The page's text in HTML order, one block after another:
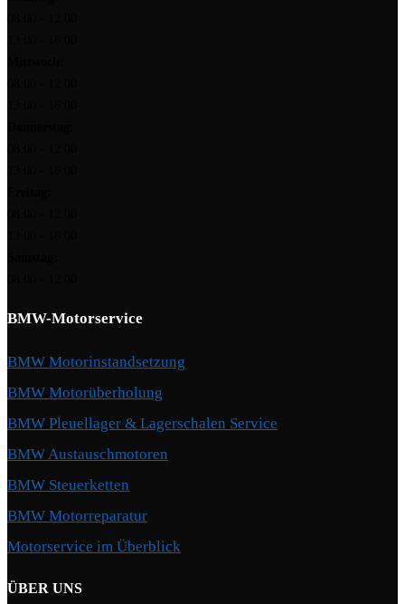
BMW-Motorservice
BMW Motorinstandsetzung
BMW Motorüberholung
BMW Pleuellager & Lagerschalen Service
BMW Austauschmotoren
BMW Steuerketten
BMW Motorreparatur
Motorservice im Überblick
ÜBER UNS